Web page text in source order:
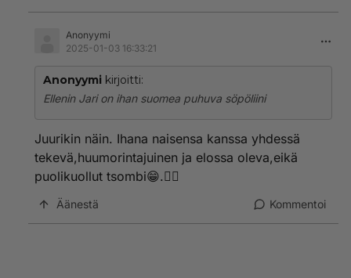
Anonyymi
2025-01-03 16:33:21
Anonyymi kirjoitti:
Ellenin Jari on ihan suomea puhuva söpöliini
Juurikin näin. Ihana naisensa kanssa yhdessä
tekevä,huumorintajuinen ja elossa oleva,eikä
puolikuollut tsombi😁.🤷‍♀️
Äänestä Kommentoi